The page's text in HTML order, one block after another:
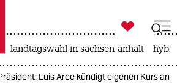
taz zahl ich
zahl ich

taz zahl ich
landtagswahl in sachsen-anhalt
Luis Arce kündigt eigenen Kurs an